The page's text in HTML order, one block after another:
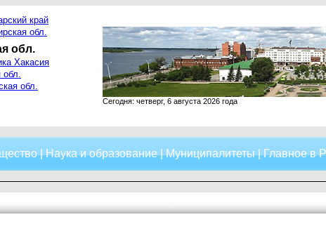
край
обл.
обл.
Хакасия
обл.
обл.
Сегодня: четверг, 6 августа 2026 года
|Наука и образование|Муниципалитеты|Главное в